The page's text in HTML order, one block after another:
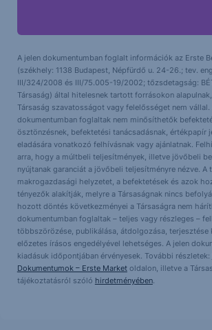
A jelen dokumentumban foglalt információk az Erste
(székhely: 1138 Budapest, Népfürdő u. 24-26.; tev.
III/324/2008 és III/75.005-19/2002; tőzsdetagság:
Társaság) által hitelesnek tartott forrásokon
Társaság szavatosságot vagy felelősséget nem vállal.
dokumentumban foglaltak nem minősíthetők
ösztönzésnek, befektetési tanácsadásnak, értékpapír
eladására vonatkozó felhívásnak vagy ajánlatnak.
arra, hogy a múltbeli teljesítmények, illetve jövőbeli
nyújtanak garanciát a jövőbeli teljesítményre nézve. A
makrogazdasági helyzetet, a befektetések és azok
tényezők alakítják, melyre a Társaságnak nincs
hozott döntés következményei a Társaságra nem
dokumentumban foglaltak – teljes vagy részleges –
többszörözése, publikálása, átdolgozása, terjesztése
előzetes írásos engedélyével lehetséges. A jelen
kiadásuk időpontjában érvényesek. További részletek:
Dokumentumok – Erste Marketoldalon, illetve a
tájékoztatásról szóló hirdetményében.